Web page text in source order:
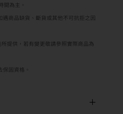
為主。
遇商品缺貨、斷貨或其他不可抗拒之因
提供，若有變更敬請參照實際商品為
固資格。